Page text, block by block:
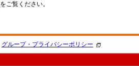
をご覧ください。
グループ・プライバシーポリシー